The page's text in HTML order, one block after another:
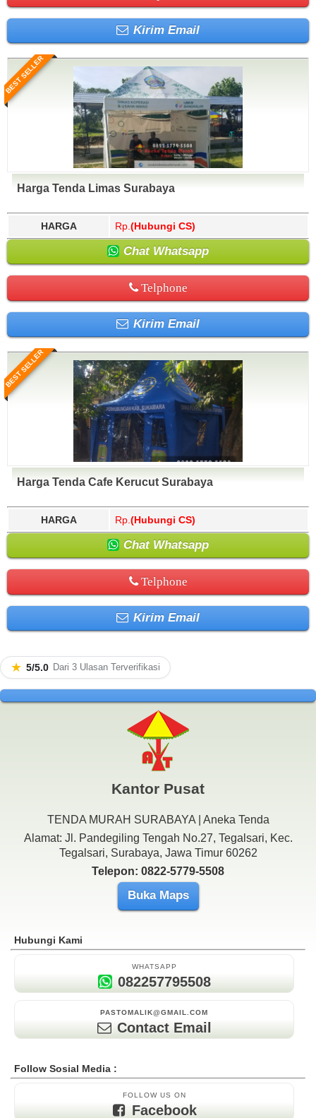
Kirim Email
BEST SELLER
Harga Tenda Limas Surabaya
HARGA Rp. (Hubungi CS)
Chat Whatsapp
Telphone
Kirim Email
BEST SELLER
Harga Tenda Cafe Kerucut Surabaya
HARGA Rp. (Hubungi CS)
Chat Whatsapp
Telphone
Kirim Email
★ 5/5.0 Dari 3 Ulasan Terverifikasi
Kantor Pusat
TENDA MURAH SURABAYA | Aneka Tenda
Alamat: Jl. Pandegiling Tengah No.27, Tegalsari, Kec.
Tegalsari, Surabaya, Jawa Timur 60262
Telepon: 0822-5779-5508
Buka Maps
Hubungi Kami
WHATSAPP
082257795508
PASTOMALIK@GMAIL.COM
Contact Email
Follow Sosial Media :
FOLLOW US ON
Facebook